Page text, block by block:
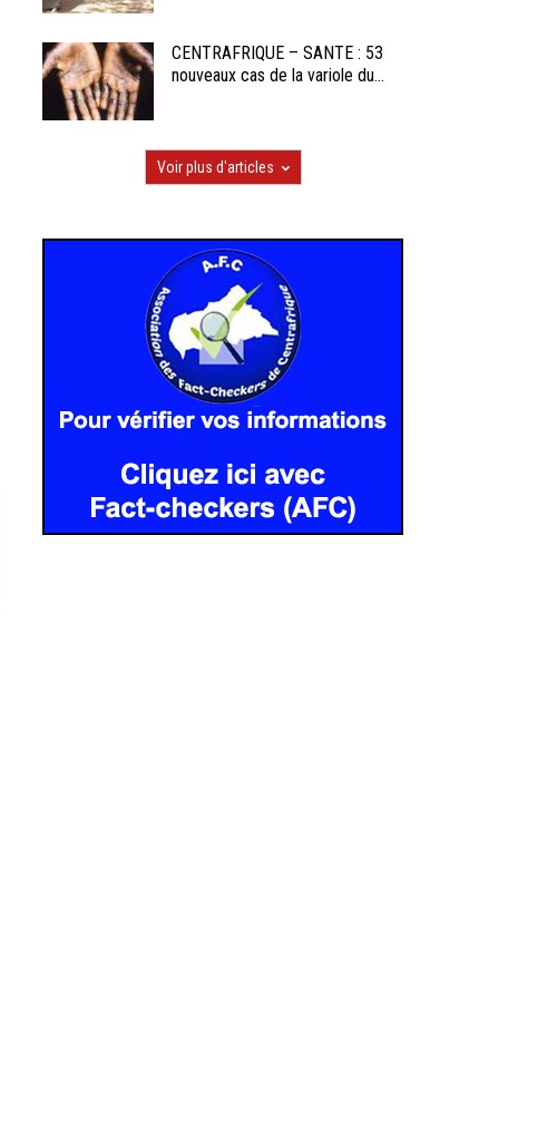
CENTRAFRIQUE – SANTE : 53
nouveaux cas de la variole du...
Voir plus d'articles